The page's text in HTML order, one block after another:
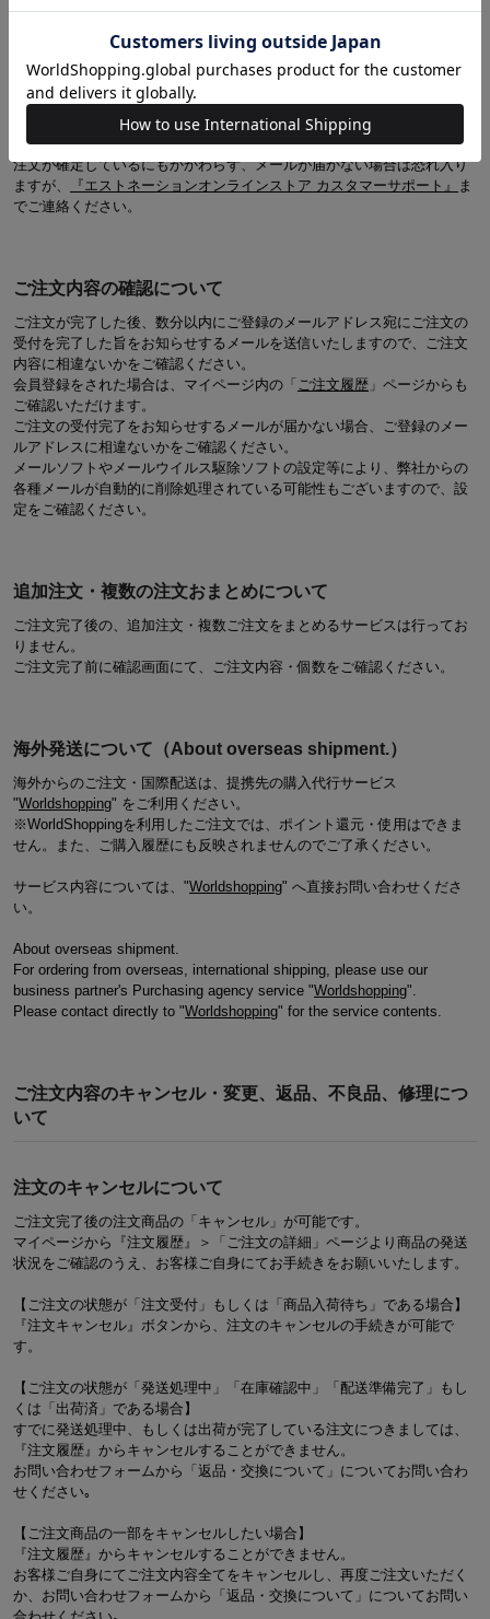
配信されませんので、ご注意ください。
メールが確認できない場合は、エラーにより注文が確定していない、も
しくは、メールアドレスへ正常に送信がされていない可能性がありま
※ 注文内容の確認は、『ご注文情報』にてご確認ください。
注文が確定しているにもかかわらず、メールが届かない場合は恐れ入り
ますが、
『エストネーションオンラインストア カスタマーサポート』
ま
でご連絡ください。
ご注文内容の確認について
ご注文が完了した後、数分以内にご登録のメールアドレス宛にご注文の
受付を完了した旨をお知らせするメールを送信いたしますので、ご注文
内容に相違ないかをご確認ください。
会員登録をされた場合は、マイページ内の「 ご注文履歴 」ページからも
ご確認いただけます。
ご注文の受付完了をお知らせするメールが届かない場合、ご登録のメー
ルアドレスに相違ないかをご確認ください。
メールソフトやメールウイルス駆除ソフトの設定等により、弊社からの
各種メールが自動的に削除処理されている可能性もございますので、設
定をご確認ください。
追加注文・複数の注文おまとめについて
ご注文完了後の、追加注文・複数ご注文をまとめるサービスは行ってお
りません。
ご注文完了前に確認画面にて、ご注文内容・個数をご確認ください。
海外発送について（About overseas shipment.）
海外からのご注文・国際配送は、提携先の購入代行サービス
"Worldshopping" をご利用ください。
※WorldShoppingを利用したご注文では、ポイント還元・使用はできま
せん。また、ご購入履歴にも反映されませんのでご了承ください。
サービス内容については、"Worldshopping" へ直接お問い合わせくださ
い。
About overseas shipment.
For ordering from overseas, international shipping, please use our
business partner's Purchasing agency service "Worldshopping".
Please contact directly to "Worldshopping" for the service contents.
ご注文内容のキャンセル・変更、返品、不良品、修理につ
いて
注文のキャンセルについて
ご注文完了後の注文商品の「キャンセル」が可能です。
マイページから『注文履歴』＞「ご注文の詳細」ページより商品の発送
状況をご確認のうえ、お客様ご自身にてお手続きをお願いいたします。
【ご注文の状態が「注文受付」もしくは「商品入荷待ち」である場合】
『注文キャンセル』ボタンから、注文のキャンセルの手続きが可能で
す。
【ご注文の状態が「発送処理中」「在庫確認中」「配送準備完了」もし
くは「出荷済」である場合】
すでに発送処理中、もしくは出荷が完了している注文につきましては、
『注文履歴』からキャンセルすることができません。
お問い合わせフォームから「返品・交換について」についてお問い合わ
せください｡
【ご注文商品の一部をキャンセルしたい場合】
『注文履歴』からキャンセルすることができません。
お客様ご自身にてご注文内容全てをキャンセルし、再度ご注文いただく
か、お問い合わせフォームから「返品・交換について」についてお問い
合わせください｡